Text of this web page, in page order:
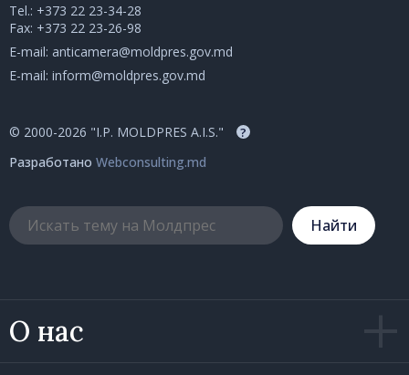
О нас
Tel.: +373 22 23-34-28
Fax: +373 22 23-26-98
E-mail: anticamera@moldpres.gov.md
E-mail: inform@moldpres.gov.md
© 2000-2026 "I.P. MOLDPRES A.I.S." ?
Разработано Webconsulting.md
Hайти